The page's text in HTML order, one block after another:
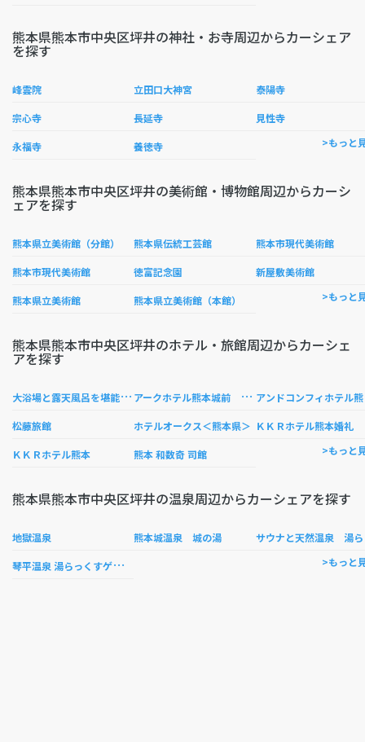
熊本県熊本市中央区坪井の神社・お寺周辺からカーシェア
を探す
峰雲院 立田口大神宮 泰陽寺
宗心寺 長延寺 見性寺
永福寺 養徳寺 >もっと
熊本県熊本市中央区坪井の美術館・博物館周辺からカーシ
ェアを探す
熊本県立美術館（分館） 熊本県伝統工芸館 熊本市現代美術館
熊本市現代美術館 徳富記念園 新屋敷美術館
熊本県立美術館 熊本県立美術館（本館） >もっと
熊本県熊本市中央区坪井のホテル・旅館周辺からカーシェ
アを探す
大
浴場と露天風呂を堪能 街中Rｙｏｋａｎ 丸小ホテル ア
ークホテル熊本城前 −ルートインホテルズ− ン
松藤旅館 ホテルオークス＜熊本県＞ ＫＫＲホテル熊本婚礼
ＫＫＲホテル熊本 熊本 和数奇 司館 >もっと
熊本県熊本市中央区坪井の温泉周辺からカーシェアを探す
地獄温泉 熊本城温泉 城の湯
琴
平温泉 湯らっくすゲンキスクエア >もっと